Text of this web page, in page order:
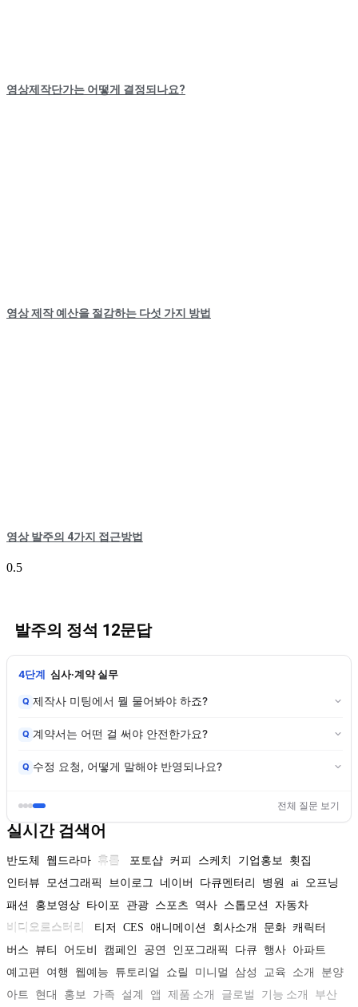
영상제작단가는 어떻게 결정되나요?
영상 제작 예산을 절감하는 다섯 가지 방법
영상 발주의 4가지 접근방법
발주의 정석 12문답
4단계 심사·계약 실무
Q 제작사 미팅에서 뭘 물어봐야 하죠?
Q 계약서는 어떤 걸 써야 안전한가요?
Q 수정 요청, 어떻게 말해야 반영되나요?
전체 질문 보기
실시간 검색어
반도체 웹드라마 휴롬 포토샵 커피 스케치 기업홍보
횟집
인터뷰
모션그래픽 브이로그 네이버 다큐멘터리 병원 ai
오프닝
패션
홍보영상 타이포 관광 스포츠 역사 스톱모션
자동차
비디오로스터리
티저 CES 애니메이션 회사소개 문화 캐릭터
버스
뷰티 어도비 캠페인 공연 인포그래픽 다큐 행사 아파트
예고편
여행 웹예능 튜토리얼 쇼릴 미니멀 삼성 교육 소개
분양
아트
현대 홍보 가족 설계 앱 제품 소개 글로벌 기능 소개
부산